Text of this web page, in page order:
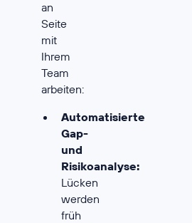
an
Seite
mit
Ihrem
Team
arbeiten:
Automatisierte
Gap-
und
Risikoanalyse:
Lücken
werden
früh